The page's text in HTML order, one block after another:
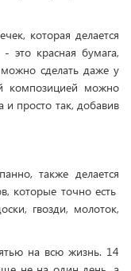
которая делается
это красная бумага,
сделать даже у
композицией можно
и просто так, добавив
также делается
которые точно есть
гвозди, молоток,
на всю жизнь. 14